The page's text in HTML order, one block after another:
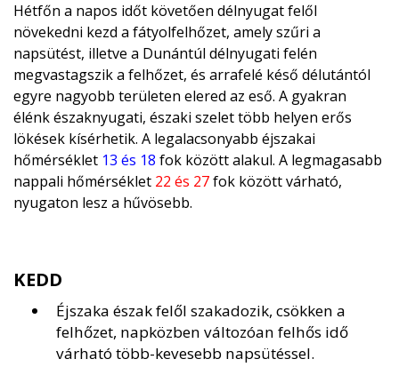
Hétfőn a napos időt követően délnyugat felől
növekedni kezd a fátyolfelhőzet, amely szűri a
napsütést, illetve a Dunántúl délnyugati felén
megvastagszik a felhőzet, és arrafelé késő délutántól
egyre nagyobb területen elered az eső. A gyakran
élénk északnyugati, északi szelet több helyen erős
lökések kísérhetik. A legalacsonyabb éjszakai
hőmérséklet 13 és 18 fok között alakul. A legmagasabb
nappali hőmérséklet 22 és 27fok között várható,
nyugaton lesz a hűvösebb.
KEDD
Éjszaka észak felől szakadozik, csökken a
felhőzet, napközben változóan felhős idő
várható több-kevesebb napsütéssel.